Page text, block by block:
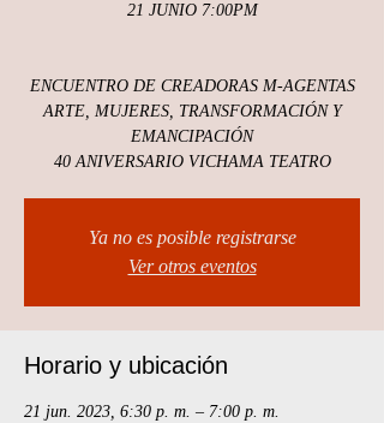
21 JUNIO 7:00PM
ENCUENTRO DE CREADORAS M-AGENTAS
ARTE, MUJERES, TRANSFORMACIÓN Y
EMANCIPACIÓN
40 ANIVERSARIO VICHAMA TEATRO
Ya no es posible registrarse
Ver otros eventos
Horario y ubicación
21 jun. 2023, 6:30 p. m. – 7:00 p. m.